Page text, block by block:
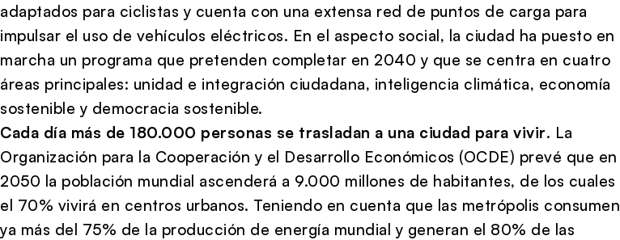
adaptados para ciclistas y cuenta con una extensa red de puntos de carga para
impulsar el uso de vehículos eléctricos. En el aspecto social, la ciudad ha puesto en
marcha un programa que pretenden completar en 2040 y que se centra en cuatro
áreas principales: unidad e integración ciudadana, inteligencia climática, economía
sostenible y democracia sostenible.
Cada día más de 180.000 personas se trasladan a una ciudad para vivir. La
Organización para la Cooperación y el Desarrollo Económicos (OCDE) prevé que en
2050 la población mundial ascenderá a 9.000 millones de habitantes, de los cuales
el 70% vivirá en centros urbanos. Teniendo en cuenta que las metrópolis consumen
ya más del 75% de la producción de energía mundial y generan el 80% de las